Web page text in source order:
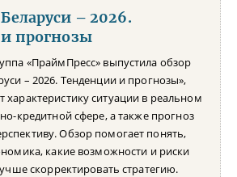
– 2026.
прогнозы
«ПраймПресс» выпустила обзор
– 2026. Тенденции и прогнозы»,
характеристику ситуации в реальном
кредитной сфере, а также прогноз
Обзор помогает понять,
какие возможности и риски
скорректировать стратегию.